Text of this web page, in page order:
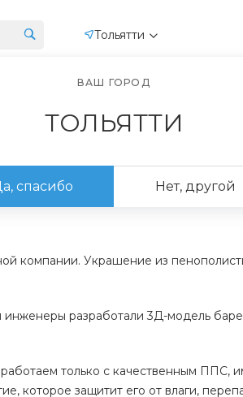
Тольятти
ПРОИЗВОДСТВО
компании. Украшение из
разработали 3Д-модель
только с качественным
которое защитит его от влаги,
ВАШ ГОРОД
ТОЛЬЯТТИ
спасибо Нет, другой